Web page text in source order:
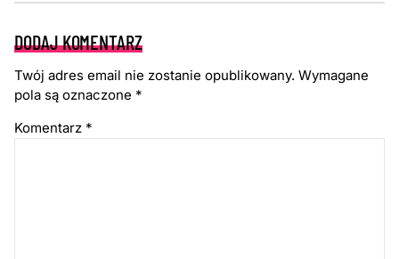
DODAJ KOMENTARZ
Twój adres email nie zostanie opublikowany. Wymagane
pola są oznaczone *
Komentarz *